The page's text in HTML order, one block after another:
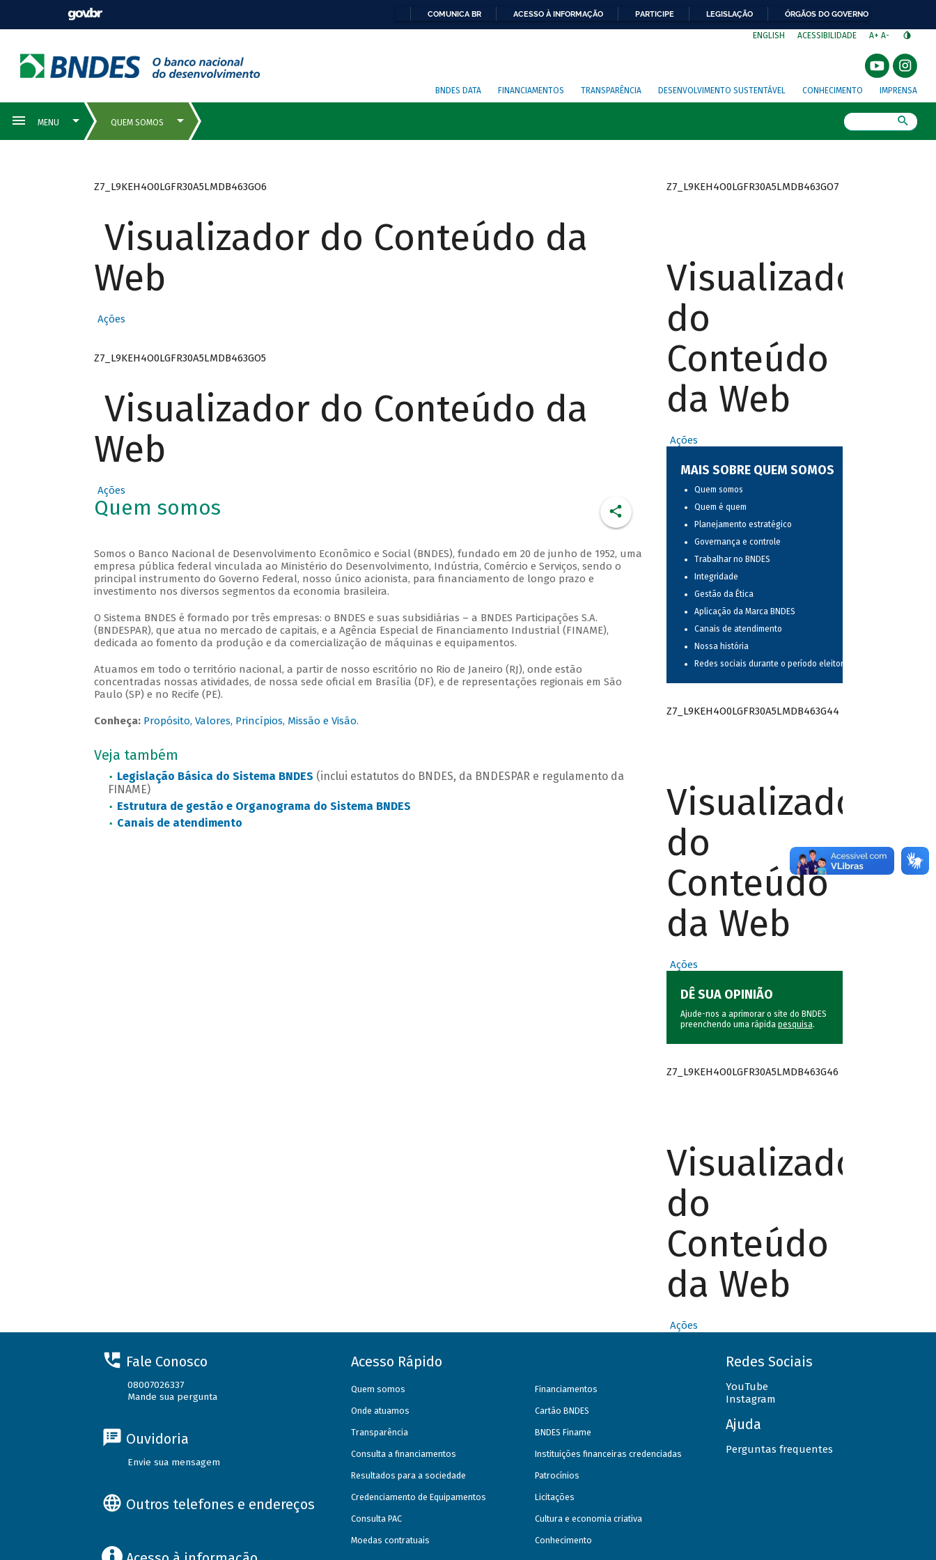
COMUNICA BR ACESSO À INFORMAÇÃO PARTICIPE LEGISLAÇÃO ÓRGÃOS DO GOVERNO
ENGLISH ACESSIBILIDADE A+ A-
BNDES DATA FINANCIAMENTOS TRANSPARÊNCIA DESENVOLVIMENTO SUSTENTÁVEL CONHECIMENTO IMPRENSA
Z7_L9KEH4O0LGFR30A5LMDB463GO6
Visualizador do Conteúdo da
Web
Ações
Z7_L9KEH4O0LGFR30A5LMDB463GO5
Visualizador do Conteúdo da
Web
Ações
Quem somos
Somos o Banco Nacional de Desenvolvimento Econômico e Social (BNDES), fundado em 20 de junho de 1952, uma
empresa pública federal vinculada ao Ministério do Desenvolvimento, Indústria, Comércio e Serviços, sendo o
principal instrumento do Governo Federal, nosso único acionista, para financiamento de longo prazo e
investimento nos diversos segmentos da economia brasileira.
O Sistema BNDES é formado por três empresas: o BNDES e suas subsidiárias – a BNDES Participações S.A.
(BNDESPAR), que atua no mercado de capitais, e a Agência Especial de Financiamento Industrial (FINAME),
dedicada ao fomento da produção e da comercialização de máquinas e equipamentos.
Atuamos em todo o território nacional, a partir de nosso escritório no Rio de Janeiro (RJ), onde estão
concentradas nossas atividades, de nossa sede oficial em Brasília (DF), e de representações regionais em São
Paulo (SP) e no Recife (PE).
Conheça: Propósito, Valores, Princípios, Missão e Visão.
Veja também
Legislação Básica do Sistema BNDES (inclui estatutos do BNDES, da BNDESPAR e regulamento da
FINAME)
Estrutura de gestão e Organograma do Sistema BNDES
Canais de atendimento
Z7_L9KEH4O0LGFR30A5LMDB463GO7
Visualizador
do
Conteúdo
da Web
Ações
MAIS SOBRE QUEM SOMOS
Quem somos
Quem é quem
Planejamento estratégico
Governança e controle
Trabalhar no BNDES
Integridade
Gestão da Ética
Aplicação da Marca BNDES
Canais de atendimento
Nossa história
Redes sociais durante o período eleitoral
Z7_L9KEH4O0LGFR30A5LMDB463G44
Visualizador
do
Conteúdo
da Web
Ações
DÊ SUA OPINIÃO
Ajude-nos a aprimorar o site do BNDES
preenchendo uma rápida pesquisa.
Z7_L9KEH4O0LGFR30A5LMDB463G46
Visualizador
do
Conteúdo
da Web
Ações
Fale Conosco
08007026337
Mande sua pergunta
Ouvidoria
Envie sua mensagem
Outros telefones e endereços
Acesso Rápido
Quem somos
Onde atuamos
Transparência
Consulta a financiamentos
Resultados para a sociedade
Credenciamento de Equipamentos
Consulta PAC
Moedas contratuais
Financiamentos
Cartão BNDES
BNDES Finame
Instituições financeiras credenciadas
Patrocínios
Licitações
Cultura e economia criativa
Conhecimento
Redes Sociais
YouTube
Instagram
Ajuda
Perguntas frequentes